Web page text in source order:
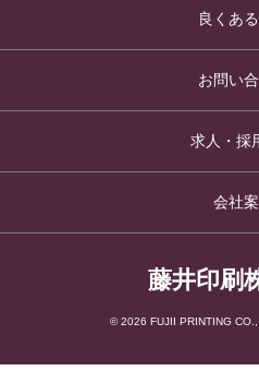
良くあ
お問い
求人・採
会社
藤井印刷
© 2026 FUJII PRINTING CO.,